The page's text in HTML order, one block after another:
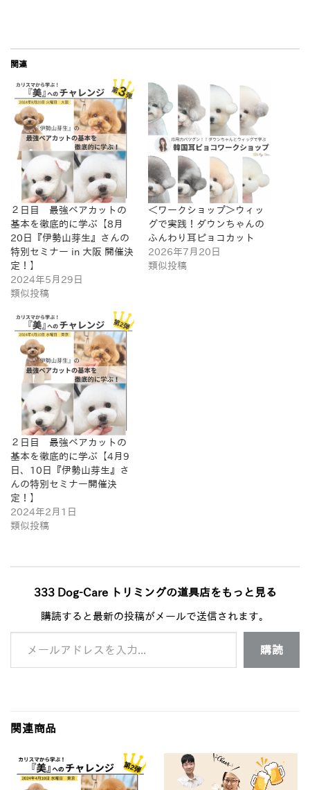
関連
２日目 最強ベアカットの
基本を徹底的に学ぶ【8月
20日『伊勢山芽生』さんの
特別セミナー in 大阪 開催決
定！】
2024年5月29日
類似投稿
＜ワークショップ＞ウィッ
グで実践！ダウンちゃんの
ふんわり耳ピョコカット
2026年7月20日
類似投稿
２日目 最強ベアカットの
基本を徹底的に学ぶ【4月9
日、10日『伊勢山芽生』さ
んの特別セミナー開催決
定！】
2024年2月1日
類似投稿
333 Dog-Care トリミングの道具店をもっと見る
購読すると最新の投稿がメールで送信されます。
メールアドレスを入力...
購読
関連商品